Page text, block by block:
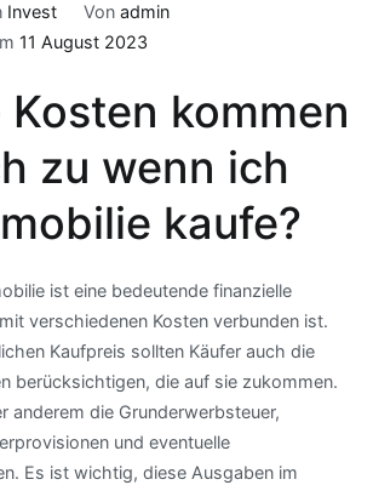
Invest Von admin
11 August 2023
Kosten kommen
zu wenn ich
kaufe?
ist eine bedeutende finanzielle
verschiedenen Kosten verbunden ist.
Kaufpreis sollten Käufer auch die
berücksichtigen, die auf sie zukommen.
anderem die Grunderwerbsteuer,
und eventuelle
Es ist wichtig, diese Ausgaben im